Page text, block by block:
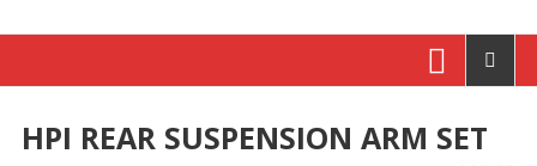
outras
HPI REAR SUSPENSION ARM SET